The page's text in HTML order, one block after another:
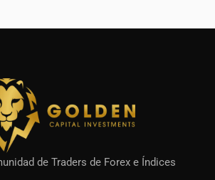
de Traders de Forex e Índices